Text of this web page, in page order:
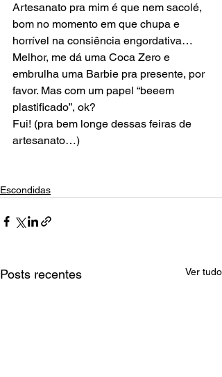
Artesanato pra mim é que nem sacolé,
bom no momento em que chupa e
horrível na consiência engordativa…
Melhor, me dá uma Coca Zero e
embrulha uma Barbie pra presente, por
favor. Mas com um papel “beeem
plastificado”, ok?
Fui! (pra bem longe dessas feiras de
artesanato…)
Escondidas
Posts recentes Ver tudo